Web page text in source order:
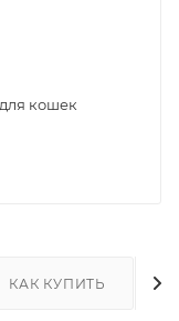
кошек
КАК КУПИТЬ